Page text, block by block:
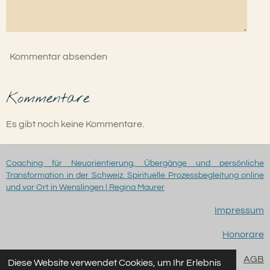
Diese Website verwendet Cookies, um Ihr Erlebnis
Kommentar absenden
Kommentare
Es gibt noch keine Kommentare.
Coaching für Neuorientierung, Übergänge und persönliche
Transformation in der Schweiz. Spirituelle Prozessbegleitung online
und vor Ort in Wenslingen | Regina Maurer
Impressum
Honorare
AGB